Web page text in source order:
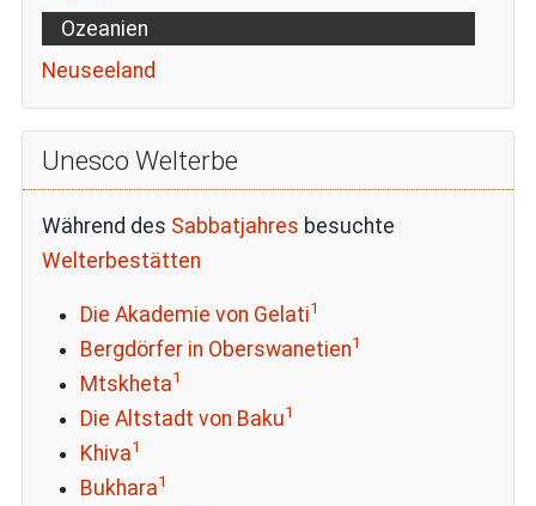
Ozeanien
Neuseeland
Unesco Welterbe
Während des Sabbatjahres besuchte
Welterbestätten
Die Akademie von Gelati1
Bergdörfer in Oberswanetien1
Mtskheta1
Die Altstadt von Baku1
Khiva1
Bukhara1